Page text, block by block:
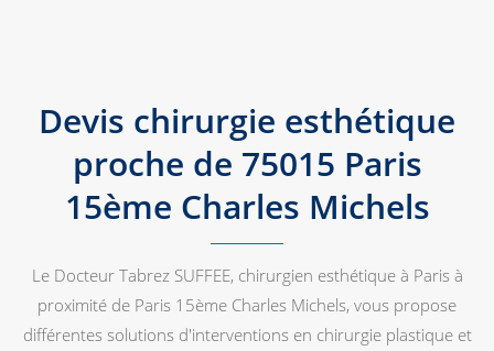
Devis chirurgie esthétique
proche de 75015 Paris
15ème Charles Michels
Le Docteur Tabrez SUFFEE, chirurgien esthétique à Paris à
proximité de Paris 15ème Charles Michels, vous propose
différentes solutions d'interventions en chirurgie plastique et